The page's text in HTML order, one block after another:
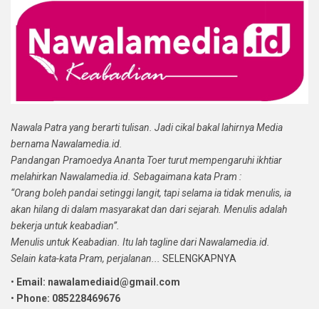
Nawala Patra yang berarti tulisan. Jadi cikal bakal lahirnya Media
bernama Nawalamedia.id.
Pandangan Pramoedya Ananta Toer turut mempengaruhi ikhtiar
melahirkan Nawalamedia.id. Sebagaimana kata Pram :
“Orang boleh pandai setinggi langit, tapi selama ia tidak menulis, ia
akan hilang di dalam masyarakat dan dari sejarah. Menulis adalah
bekerja untuk keabadian”.
Menulis untuk Keabadian. Itu lah tagline dari Nawalamedia.id.
Selain kata-kata Pram, perjalanan...
SELENGKAPNYA
• Email: nawalamediaid@gmail.com
• Phone: 085228469676